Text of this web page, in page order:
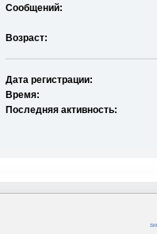
Сообщений:
Возраст:
Дата регистрации:
Время:
Последняя активность: